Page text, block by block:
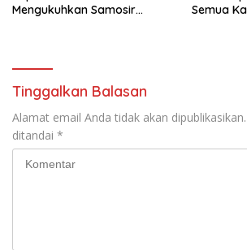
Mengukuhkan Samosir
Semua
Tinggalkan Balasan
Alamat email Anda tidak akan dipublikasikan.
ditandai *